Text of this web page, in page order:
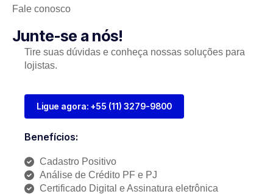
Fale conosco
Junte-se a nós!
Tire suas dúvidas e conheça nossas soluções para
lojistas.
Ligue agora: +55 (11) 3279-9800
Benefícios:
Cadastro Positivo
Análise de Crédito PF e PJ
Certificado Digital e Assinatura eletrônica